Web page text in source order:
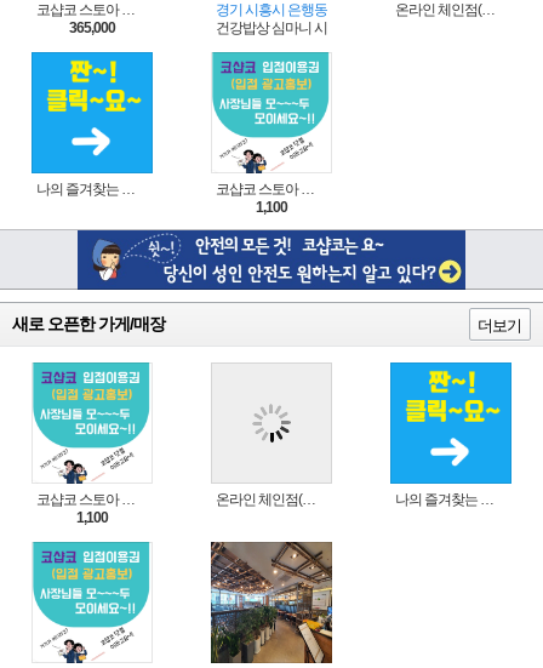
코샵코 스토아 입점 1년 이용권
365,000
경기 시흥시 은행동
건강밥상 심마니 시흥은계점
온라인 체인점(가맹점) 분양순서(필독)
나의 즐겨찾는 상품 리스트로 편리하게 주문하세요~(쿠팡 다이나믹 배너)
코샵코 스토아 입점 1일 이용권
1,100
새로 오픈한 가게/매장 더보기
1,100
온라인 체인점(가맹점) 분양순서(필독)